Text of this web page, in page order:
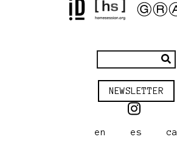
NEWSLETTER
en es ca